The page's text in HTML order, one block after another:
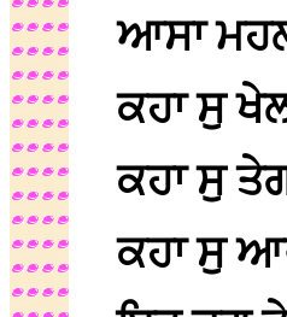
ਆਸਾ
ਕਹਾ ਸੁ
ਕਹਾ ਸੁ
ਕਹਾ ਸੁ